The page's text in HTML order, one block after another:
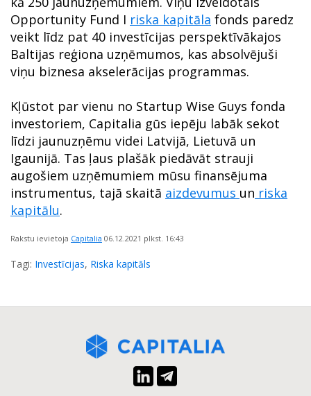
Opportunity Fund I riska kapitāla fonds paredz
veikt līdz pat 40 investīcijas perspektīvākajos
Baltijas reģiona uzņēmumos, kas absolvējuši
viņu biznesa akselerācijas programmas.
Kļūstot par vienu no Startup Wise Guys fonda
investoriem, Capitalia gūs iepēju labāk sekot
līdzi jaunuzņēmu videi Latvijā, Lietuvā un
Igaunijā. Tas ļaus plašāk piedāvāt strauji
augošiem uzņēmumiem mūsu finansējuma
instrumentus, tajā skaitā aizdevumus un riska
kapitālu.
Rakstu ievietoja Capitalia 06.12.2021 plkst. 16:43
Tagi: Investīcijas, Riska kapitāls